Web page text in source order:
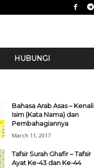
HUBUNGI
Bahasa Arab Asas – Kenali
Isim (Kata Nama) dan
Pembahagiannya
March 11, 2017
Tafsir Surah Ghafir – Tafsir
Ayat Ke-43 dan Ke-44